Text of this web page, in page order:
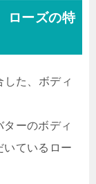
ーズの特
た、ボディ
ーのボディ
いているロー